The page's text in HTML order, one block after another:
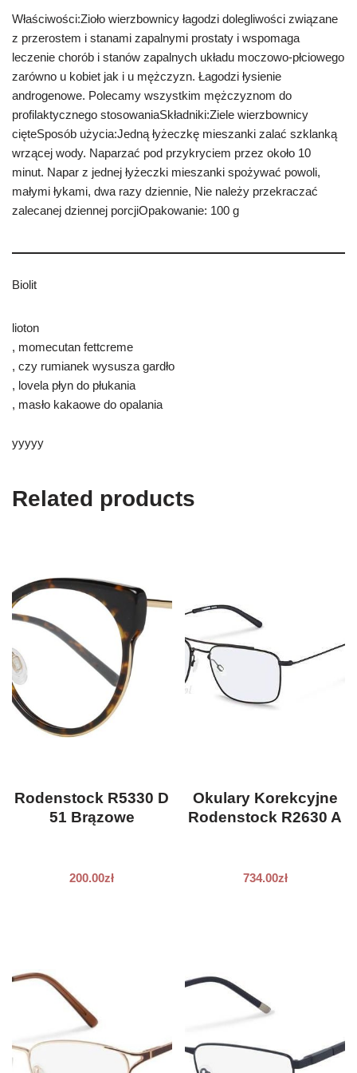
Właściwości:Zioło wierzbownicy łagodzi dolegliwości związane
z przerostem i stanami zapalnymi prostaty i wspomaga
leczenie chorób i stanów zapalnych układu moczowo-płciowego
zarówno u kobiet jak i u mężczyzn. Łagodzi łysienie
androgenowe. Polecamy wszystkim mężczyznom do
profilaktycznego stosowaniaSkładniki:Ziele wierzbownicy
cięteSposób użycia:Jedną łyżeczkę mieszanki zalać szklanką
wrzącej wody. Naparzać pod przykryciem przez około 10
minut. Napar z jednej łyżeczki mieszanki spożywać powoli,
małymi łykami, dwa razy dziennie, Nie należy przekraczać
zalecanej dziennej porcjiOpakowanie: 100 g
Biolit
lioton
, momecutan fettcreme
, czy rumianek wysusza gardło
, lovela płyn do płukania
, masło kakaowe do opalania
yyyyy
Related products
Rodenstock R5330 D
51 Brązowe
200.00zł
Okulary Korekcyjne
Rodenstock R2630 A
734.00zł